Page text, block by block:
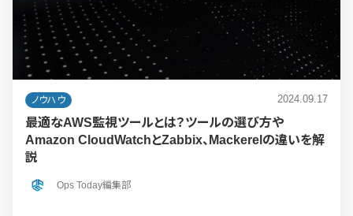
ノウハウ 2024.09.17
最適なAWS監視ツールとは？ツールの選び方や
Amazon CloudWatchとZabbix、Mackerelの違いを解
説
Ops Today編集部